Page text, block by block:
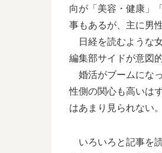
向が「美容・健康」
事もあるが、主に男
日経を読むような
編集部サイドが意図
婚活がブームにな
性側の関心も高いは
はあまり見られない。
いろいろと記事を